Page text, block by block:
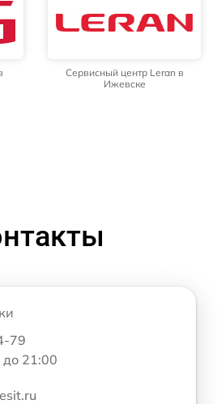
Сервисный центр Leran в
Ижевске
79
21:00